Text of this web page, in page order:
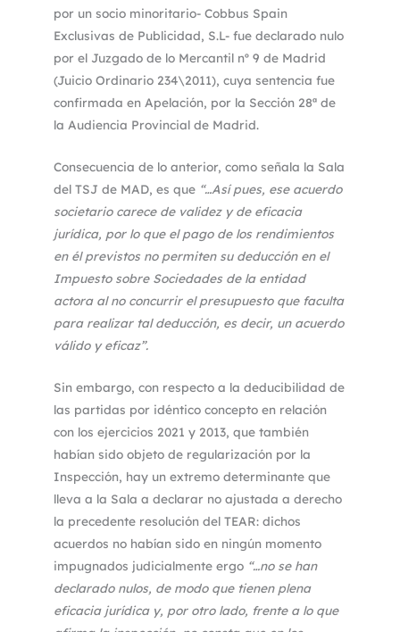
por un socio minoritario- Cobbus Spain
Exclusivas de Publicidad, S.L- fue declarado nulo
por el Juzgado de lo Mercantil nº 9 de Madrid
(Juicio Ordinario 234\2011), cuya sentencia fue
confirmada en Apelación, por la Sección 28ª de
la Audiencia Provincial de Madrid.
Consecuencia de lo anterior, como señala la Sala
del TSJ de MAD, es que “…Así pues, ese acuerdo
societario carece de validez y de eficacia
jurídica, por lo que el pago de los rendimientos
en él previstos no permiten su deducción en el
Impuesto sobre Sociedades de la entidad
actora al no concurrir el presupuesto que faculta
para realizar tal deducción, es decir, un acuerdo
válido y eficaz”.
Sin embargo, con respecto a la deducibilidad de
las partidas por idéntico concepto en relación
con los ejercicios 2021 y 2013, que también
habían sido objeto de regularización por la
Inspección, hay un extremo determinante que
lleva a la Sala a declarar no ajustada a derecho
la precedente resolución del TEAR: dichos
acuerdos no habían sido en ningún momento
impugnados judicialmente ergo “…no se han
declarado nulos, de modo que tienen plena
eficacia jurídica y, por otro lado, frente a lo que